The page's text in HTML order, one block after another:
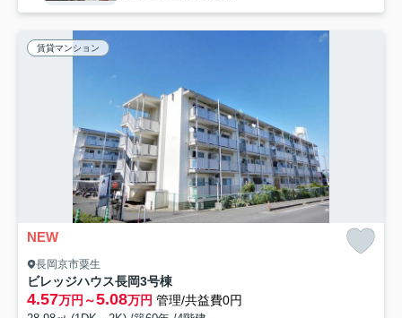
賃貸マンション
NEW
長岡京市粟生
ビレッジハウス長岡3号棟
4.57万円～5.08万円 管理/共益費0円